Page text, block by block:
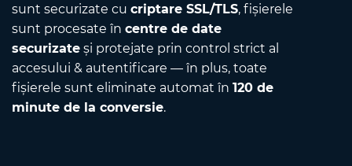
sunt securizate cu criptare SSL/TLS, fișierele
sunt procesate în centre de date
securizate și protejate prin control strict al
accesului & autentificare — în plus, toate
fișierele sunt eliminate automat în 120 de
minute de la conversie.